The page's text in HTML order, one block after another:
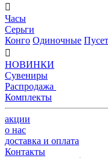

Часы
Серьги
Конго Одиночные

НОВИНКИ
Сувениры
Распродажа
Комплекты
акции
о нас
доставка и оплата
Контакты